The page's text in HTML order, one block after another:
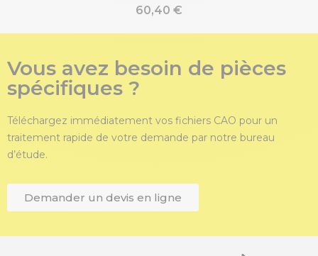
60,40 €
Vous avez besoin de pièces
spécifiques ?
Téléchargez immédiatement vos fichiers CAO pour un
traitement rapide de votre demande par notre bureau
d’étude.
Demander un devis en ligne